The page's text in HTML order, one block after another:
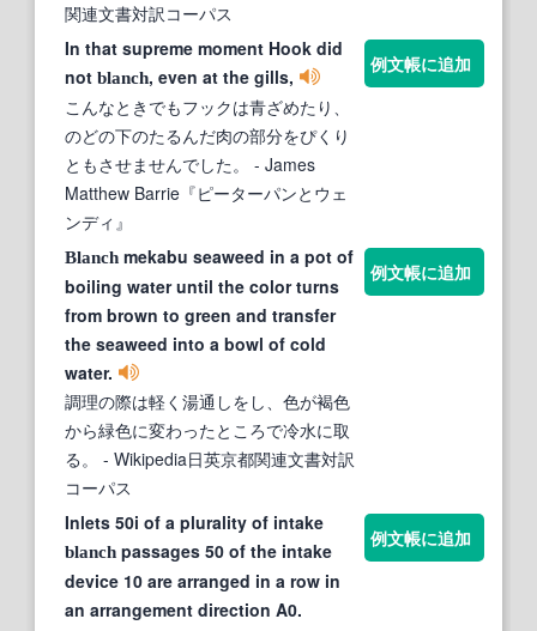
関連文書対訳コーパス
In that supreme moment Hook did
not blanch, even at the gills,
こんなときでもフックは青ざめたり、
のどの下のたるんだ肉の部分をぴくり
ともさせませんでした。
- James
Matthew Barrie『ピーターパンとウェ
ンディ』
例文帳に追加
Blanch mekabu seaweed in a pot of
boiling water until the color turns
from brown to green and transfer
the seaweed into a bowl of cold
water.
調理の際は軽く湯通しをし、色が褐色
から緑色に変わったところで冷水に取
る。
- Wikipedia日英京都関連文書対訳
コーパス
例文帳に追加
Inlets 50i of a plurality of intake
blanch passages 50 of the intake
device 10 are arranged in a row in
an arrangement direction A0.
例文帳に追加